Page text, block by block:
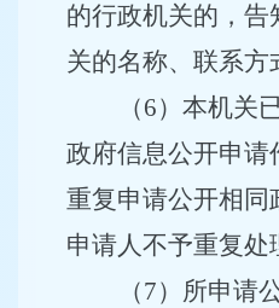
的行政机关的，
关的名称、联系方
（6）本机关
政府信息公开申请
重复申请公开相同
申请人不予重复处
（7）所申请